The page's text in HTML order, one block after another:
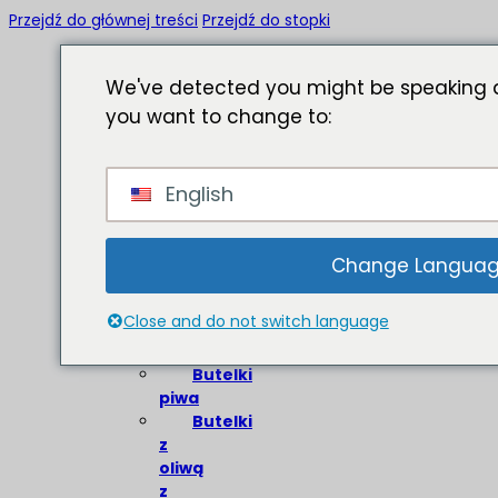
Przejdź do głównej treści Przejdź do stopki
Strona
główna
O
Butelki
Butelki
piwa
Butelki
z
oliwą
z
We've detected you might be speaking
you want to change to:
English
Change
Close and do not switch language